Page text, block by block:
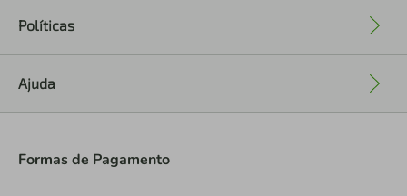
Políticas
Ajuda
Formas de Pagamento